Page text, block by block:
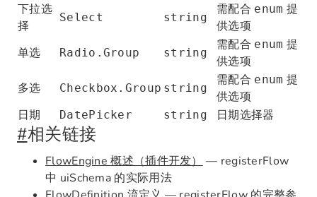
下拉选
择
Select string
需配合 enum 提
供选项
单选
Radio.Group string
需配合 enum 提
供选项
多选
Checkbox.Group string
需配合 enum 提
供选项
日期
DatePicker string 日期选择器
#相关链接
FlowEngine 概述（插件开发）
— registerFlow
中 uiSchema 的实际用法